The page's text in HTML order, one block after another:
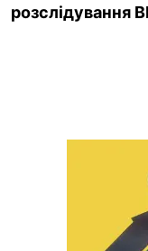
розслідування